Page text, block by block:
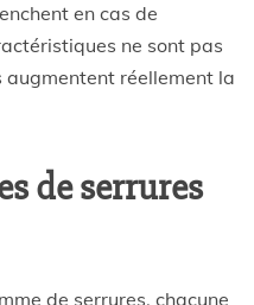
en cas de
ne sont pas
augmentent réellement la
de serrures
de serrures, chacune